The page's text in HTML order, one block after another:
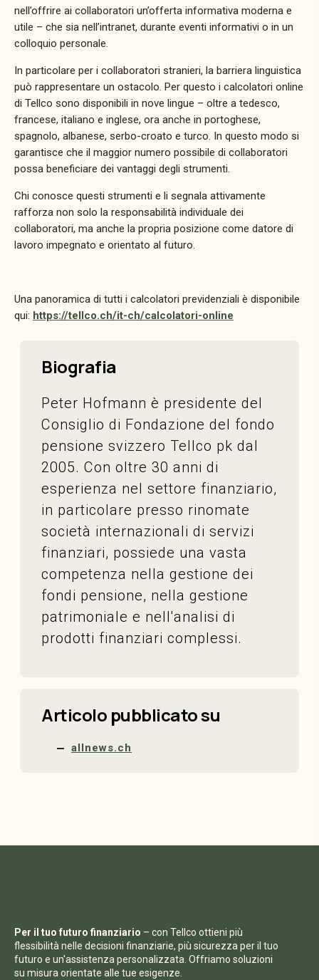
nell’offrire ai collaboratori un’offerta informativa moderna e
utile – che sia nell’intranet, durante eventi informativi o in un
colloquio personale.
In particolare per i collaboratori stranieri, la barriera linguistica
può rappresentare un ostacolo. Per questo i calcolatori online
di Tellco sono disponibili in nove lingue – oltre a tedesco,
francese, italiano e inglese, ora anche in portoghese,
spagnolo, albanese, serbo-croato e turco. In questo modo si
garantisce che il maggior numero possibile di collaboratori
possa beneficiare dei vantaggi degli strumenti.
Chi conosce questi strumenti e li segnala attivamente
rafforza non solo la responsabilità individuale dei
collaboratori, ma anche la propria posizione come datore di
lavoro impegnato e orientato al futuro.
Una panoramica di tutti i calcolatori previdenziali è disponibile
qui: https://tellco.ch/it-ch/calcolatori-online
Biografia
Peter Hofmann è presidente del
Consiglio di Fondazione del fondo
pensione svizzero Tellco pk dal
2005. Con oltre 30 anni di
esperienza nel settore finanziario,
in particolare presso rinomate
società internazionali di servizi
finanziari, possiede una vasta
competenza nella gestione dei
fondi pensione, nella gestione
patrimoniale e nell'analisi di
prodotti finanziari complessi.
Articolo pubblicato su
allnews.ch
Per il tuo futuro finanziario – con Tellco ottieni più
flessibilità nelle decisioni finanziarie, più sicurezza per il tuo
futuro e un'assistenza personalizzata. Offriamo soluzioni
su misura orientate alle tue esigenze.